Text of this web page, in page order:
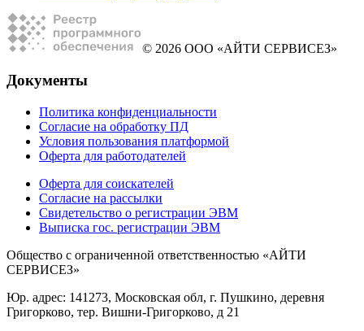
© 2026 ООО «АЙТИ СЕРВИСЕЗ»
Документы
Политика конфиденциальности
Согласие на обработку ПД
Условия пользования платформой
Оферта для работодателей
Оферта для соискателей
Согласие на рассылки
Свидетельство о регистрации ЭВМ
Выписка гос. регистрации ЭВМ
Общество с ограниченной ответственностью «АЙТИ
СЕРВИСЕЗ»
Юр. адрес: 141273, Московская обл, г. Пушкино, деревня
Григорково, тер. Вишни-Григорково, д 21